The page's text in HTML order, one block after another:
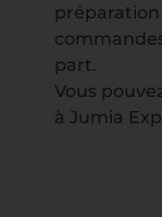
préparation
part.
Vous
à Jumia